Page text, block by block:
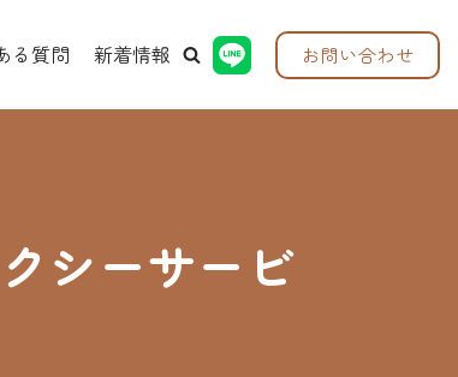
る質問 新着情報 お問い合わせ
シーサービ